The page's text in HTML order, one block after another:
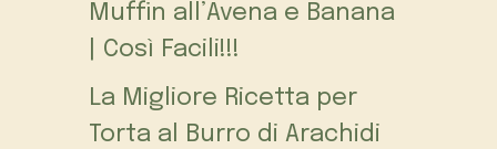
Muffin all’Avena e Banana
| Così Facili!!!
La Migliore Ricetta per
Torta al Burro di Arachidi